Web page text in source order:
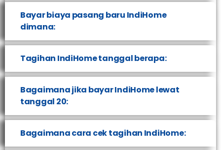
Bayar biaya pasang baru IndiHome
dimana:
Tagihan IndiHome tanggal berapa:
Bagaimana jika bayar IndiHome lewat
tanggal 20:
Bagaimana cara cek tagihan IndiHome: